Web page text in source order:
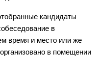
кандидаты
в
время и место или же
в помещении